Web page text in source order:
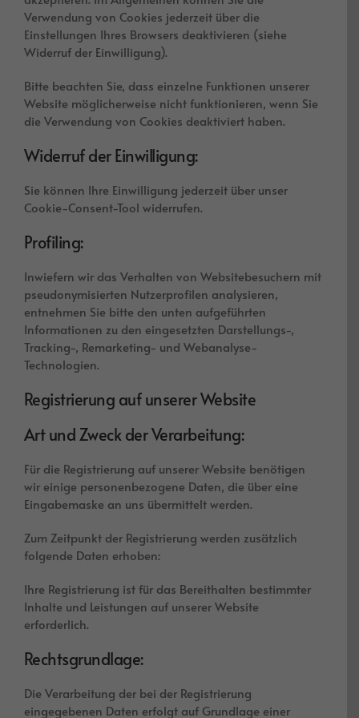
Verwendung von Cookies jederzeit über die
Einstellungen Ihres Browsers deaktivieren (siehe
Widerruf der Einwilligung).
Bitte beachten Sie, dass einzelne Funktionen unserer
Website möglicherweise nicht funktionieren, wenn Sie
die Verwendung von Cookies deaktiviert haben.
Widerruf der Einwilligung:
Sie können Ihre Einwilligung jederzeit über unser
Cookie-Consent-Tool widerrufen.
Profiling:
Inwiefern wir das Verhalten von Websitebesuchern mit
pseudonymisierten Nutzerprofilen analysieren,
entnehmen Sie bitte den unten aufgeführten
Informationen zu den eingesetzten Darstellungs-,
Tracking-, Remarketing- und Webanalyse-
Technologien.
Registrierung auf unserer Website
Art und Zweck der Verarbeitung:
Für die Registrierung auf unserer Website benötigen
wir einige personenbezogene Daten, die über eine
Eingabemaske an uns übermittelt werden.
Zum Zeitpunkt der Registrierung werden zusätzlich
folgende Daten erhoben:
Ihre Registrierung ist für das Bereithalten bestimmter
Inhalte und Leistungen auf unserer Website
erforderlich.
Rechtsgrundlage:
Die Verarbeitung der bei der Registrierung
eingegebenen Daten erfolgt auf Grundlage einer